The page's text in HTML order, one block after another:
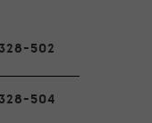
502
504